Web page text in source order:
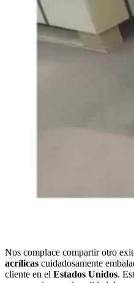
Nos complace compartir otro
acrílicas cuidadosamente
cliente en el Estados Unidos.